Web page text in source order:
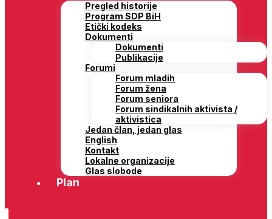
Pregled historije
Program SDP BiH
Etički kodeks
Dokumenti
Dokumenti
Publikacije
Forumi
Forum mladih
Forum žena
Forum seniora
Forum sindikalnih aktivista /
aktivistica
Jedan član, jedan glas
English
Kontakt
Lokalne organizacije
Glas slobode
Plan